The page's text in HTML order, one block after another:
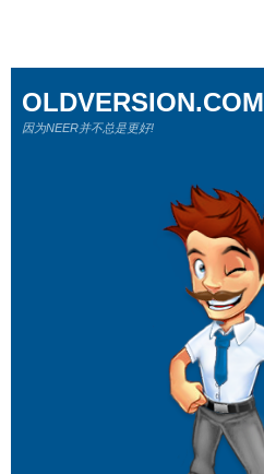
OLDVERSION.COM
因为NEER并不总是更好!